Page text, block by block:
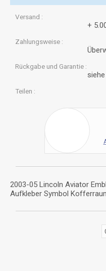
Versand
+
Zahlungsweise
Rückgabe und Garantie
Teilen
2003-05 Lincoln Aviator
Aufkleber Symbol